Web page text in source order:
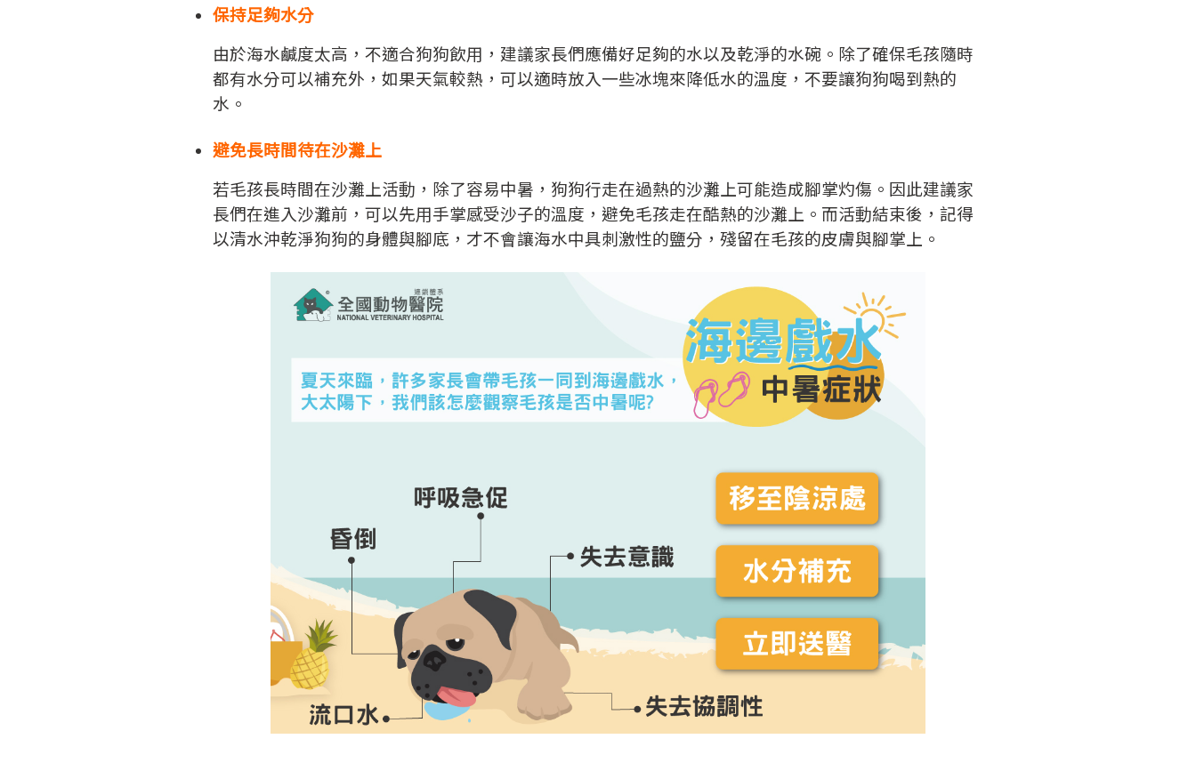
保持足夠水分
由於海水鹹度太高，不適合狗狗飲用，建議家長們應備好足夠的水以及乾淨的水碗。除了確保毛孩隨時
都有水分可以補充外，如果天氣較熱，可以適時放入一些冰塊來降低水的溫度，不要讓狗狗喝到熱的
水。
避免長時間待在沙灘上
若毛孩長時間在沙灘上活動，除了容易中暑，狗狗行走在過熱的沙灘上可能造成腳掌灼傷。因此建議家
長們在進入沙灘前，可以先用手掌感受沙子的溫度，避免毛孩走在酷熱的沙灘上。 而活動結束後，記得
以清水沖乾淨狗狗的身體與腳底，才不會讓海水中具刺激性的鹽分，殘留在毛孩的皮膚與腳掌上。